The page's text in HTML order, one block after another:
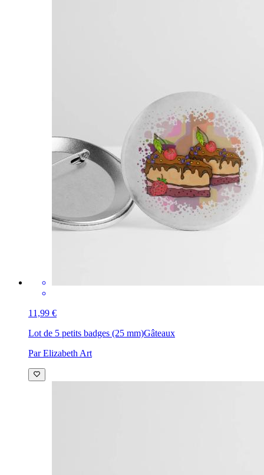
11,99 €
Lot de 5 petits badges (25 mm)Gâteaux
Par Elizabeth Art